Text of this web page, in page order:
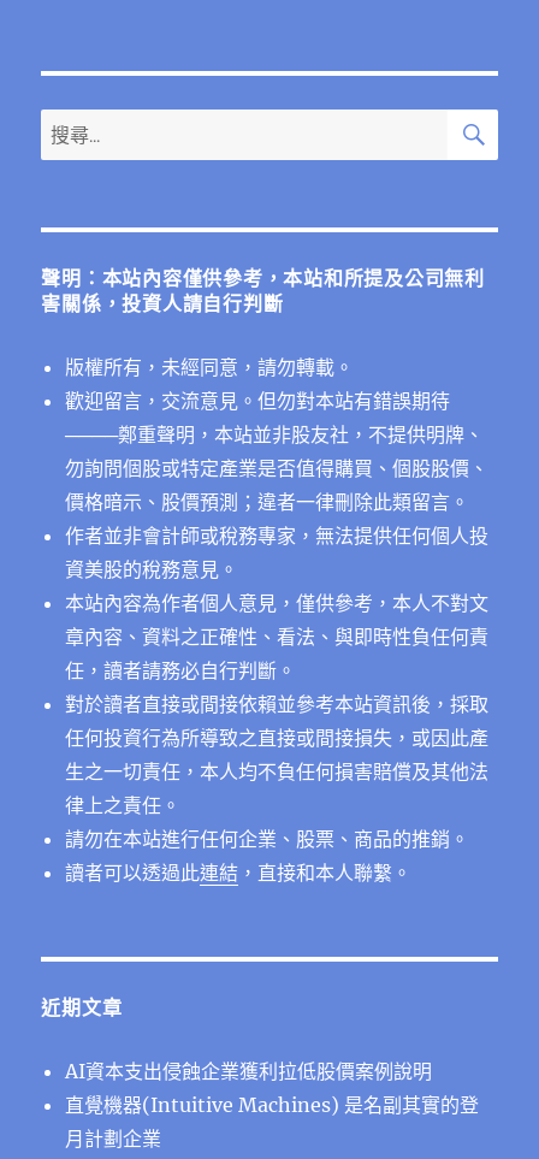
搜
尋
鍵
搜
聲明：本站內容僅供參考，本站和所提及公司無利
害關係，投資人請自行判斷
版權所有，未經同意，請勿轉載。
歡迎留言，交流意見。但勿對本站有錯誤期待
────鄭重聲明，本站並非股友社，不提供明牌、
勿詢問個股或特定產業是否值得購買、個股股價、
價格暗示、股價預測；違者一律刪除此類留言。
作者並非會計師或稅務專家，無法提供任何個人投
資美股的稅務意見。
本站內容為作者個人意見，僅供參考，本人不對文
章內容、資料之正確性、看法、與即時性負任何責
任，讀者請務必自行判斷。
對於讀者直接或間接依賴並參考本站資訊後，採取
任何投資行為所導致之直接或間接損失，或因此產
生之一切責任，本人均不負任何損害賠償及其他法
律上之責任。
請勿在本站進行任何企業、股票、商品的推銷。
讀者可以透過此連結 ，直接和本人聯繫。
近期文章
AI資本支出侵蝕企業獲利拉低股價案例說明
直覺機器(Intuitive Machines) 是名副其實的登
月計劃企業